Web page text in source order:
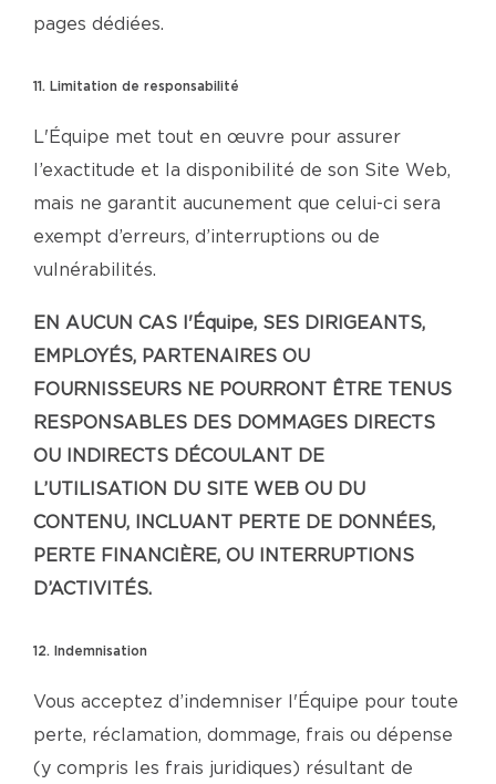
pages dédiées.
11. Limitation de responsabilité
L'Équipe met tout en œuvre pour assurer
l’exactitude et la disponibilité de son Site Web,
mais ne garantit aucunement que celui-ci sera
exempt d’erreurs, d’interruptions ou de
vulnérabilités.
EN AUCUN CAS l'Équipe, SES DIRIGEANTS,
EMPLOYÉS, PARTENAIRES OU
FOURNISSEURS NE POURRONT ÊTRE TENUS
RESPONSABLES DES DOMMAGES DIRECTS
OU INDIRECTS DÉCOULANT DE
L’UTILISATION DU SITE WEB OU DU
CONTENU, INCLUANT PERTE DE DONNÉES,
PERTE FINANCIÈRE, OU INTERRUPTIONS
D’ACTIVITÉS.
12. Indemnisation
Vous acceptez d’indemniser l'Équipe pour toute
perte, réclamation, dommage, frais ou dépense
(y compris les frais juridiques) résultant de